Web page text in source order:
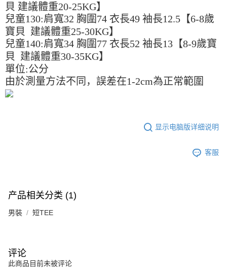
三、聲明條款
「AFTEE先享後付」(下稱本服務)乃由恩沛科技股份有限公司(下稱 AFTEE )
所提供，並由 AFTEE 向您收取款項。因使用本服務所須提供之個人資料(包
含但不限於訂購人姓名、電話，收件人姓名、電話、收件地址)，將交付予
AFTEE 於本服務必要服務範圍內運用。關於 AFTEE 對於個人資料之蒐集、
處理、利用，詳參 AFTEE 官網之『個人資料蒐集、處理及利用告知聲明』
（
https://aftee.tw/privacypolicy/）。
若款項超過繳費期限，將根據當次的金額加收年利率 16% 的逾期滯納金。
未成年的使用者，請事先徵得法定代理人或監護人之同意方可使用
AFTEE。
繫恩沛科技股份有限公司。若您不同意我們將上開所示之個人資料，連同必
要之購買訂單資訊提供予 AFTEE ，或讓 AFTEE 蒐集處理利用您的個人資
貝 建議體重20-25KG】
兒童130:肩寬32 胸圍74 衣長49 袖長12.5【6-8歲
寶貝 建議體重25-30KG】
兒童140:肩寬34 胸圍77 衣長52 袖長13【8-9歲寶
貝 建議體重30-35KG】
單位:公分
由於測量方法不同，誤差在1-2cm為正常範圍
显示电脑版详细说明
客服
产品相关分类 (1)
男裝 短TEE
评论
此商品目前未被评论